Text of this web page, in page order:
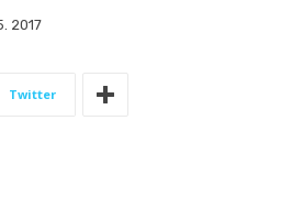
2017
Twitter